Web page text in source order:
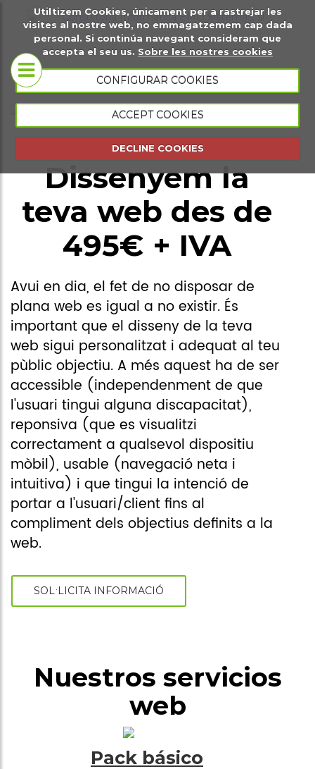
Utiltizem Cookies, únicament per a rastrejar les
visites al nostre web, no emmagatzemem cap dada
personal. Si continúa navegant consideram que
accepta el seu us. Sobre les nostres cookies
CONFIGURAR COOKIES
ACCEPT COOKIES
DECLINE COOKIES
Sobre
nosaltres
Coneix-nos
Portfoli
Pàgines web
Botigues
virtuals
Plana web
presencial
Plana web
esdeveniments
Gestió
Gestió
associacions
Cita online
Dissenyem la
teva web des de
495€ + IVA
Avui en dia, el fet de no disposar de
plana web es igual a no existir. És
important que el disseny de la teva
web sigui personalitzat i adequat al teu
pùblic objectiu. A més aquest ha de ser
accessible (independenment de que
l'usuari tingui alguna discapacitat),
reponsiva (que es visualitzi
correctament a qualsevol dispositiu
mòbil), usable (navegació neta i
intuitiva) i que tingui la intenció de
portar a l'usuari/client fins al
compliment dels objectius definits a la
web.
SOL·LICITA INFORMACIÓ
Nuestros servicios
web
Pack básico